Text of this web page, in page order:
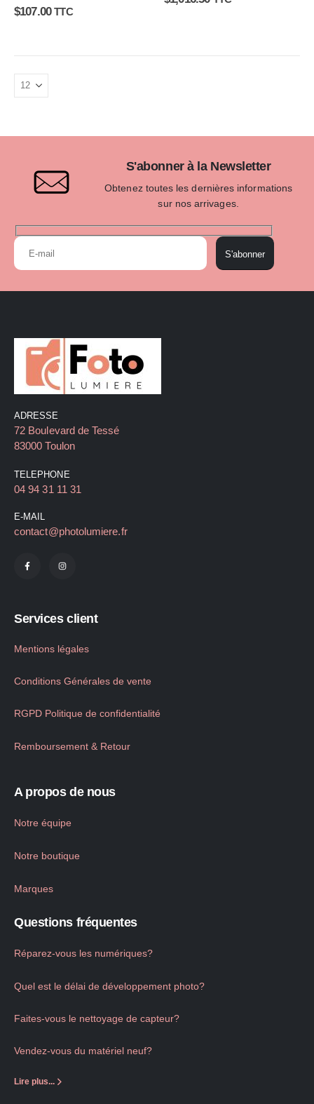
0sur 5
$107.00 TTC
S'abonner à la Newsletter
Obtenez toutes les dernières informations
sur nos arrivages.
S'abonner
ADRESSE
72 Boulevard de Tessé
83000 Toulon
TELEPHONE
04 94 31 11 31
E-MAIL
contact@photolumiere.fr
Services client
Mentions légales
Conditions Générales de vente
RGPD Politique de confidentialité
Remboursement & Retour
A propos de nous
Notre équipe
Notre boutique
Marques
Questions fréquentes
Réparez-vous les numériques?
Quel est le délai de développement photo?
Faites-vous le nettoyage de capteur?
Vendez-vous du matériel neuf?
Lire plus...